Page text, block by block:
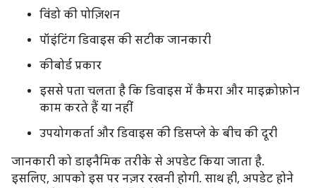
विंडो की पोज़िशन
पॉइंटिंग डिवाइस की सटीक जानकारी
कीबोर्ड प्रकार
इससे पता चलता है कि डिवाइस में कैमरा और माइक्रोफ़ोन
काम करते हैं या नहीं
उपयोगकर्ता और डिवाइस की डिसप्ले के बीच की दूरी
जानकारी को डाइनैमिक तरीके से अपडेट किया जाता है.
इसलिए, आपको इस पर नज़र रखनी होगी. साथ ही, अपडेट होने